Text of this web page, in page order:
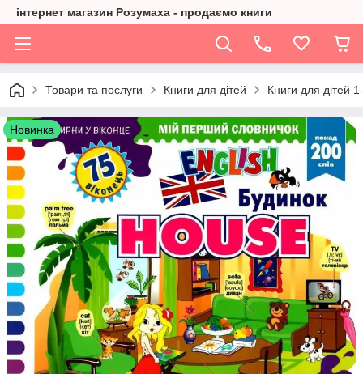
інтернет магазин Розумаха - продаємо книги
Товари та послуги Книги для дітей Книги для дітей
Новинка